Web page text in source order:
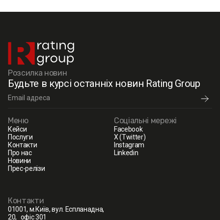
Розсилка новин
Будьте в курсі останніх новин Rating Group
Меню
Кейси
Послуги
Контакти
Про нас
Новини
Прес-релізи
Соціальні мережі
Facebook
X (Twitter)
Instagram
Linkedin
Контакти
01001, м.Київ, вул. Еспланадна,
20, офіс 301